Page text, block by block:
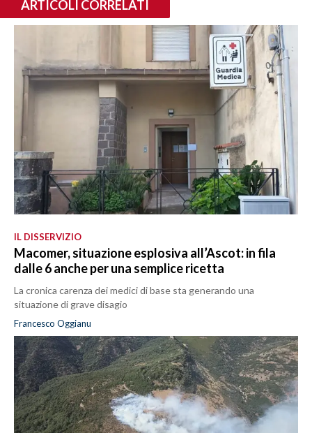
ARTICOLI CORRELATI
IL DISSERVIZIO
Macomer, situazione esplosiva all’Ascot: in fila
dalle 6 anche per una semplice ricetta
La cronica carenza dei medici di base sta generando una
situazione di grave disagio
Francesco Oggianu